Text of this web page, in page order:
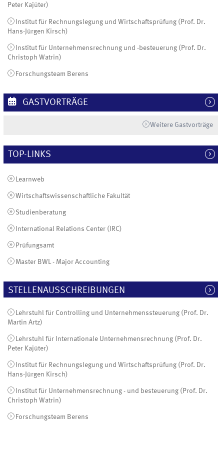
Peter Kajüter)
Institut für Rechnungslegung und Wirtschaftsprüfung (Prof. Dr.
Hans-Jürgen Kirsch)
Institut für Unternehmensrechnung und -besteuerung (Prof. Dr.
Christoph Watrin)
Forschungsteam Berens
GASTVORTRÄGE
Weitere Gastvorträge
TOP-LINKS
Learnweb
Wirtschaftswissenschaftliche Fakultät
Studienberatung
International Relations Center (IRC)
Prüfungsamt
Master BWL - Major Accounting
STELLENAUSSCHREIBUNGEN
Lehrstuhl für Controlling und Unternehmenssteuerung (Prof. Dr.
Martin Artz)
Lehrstuhl für Internationale Unternehmensrechnung (Prof. Dr.
Peter Kajüter)
Institut für Rechnungslegung und Wirtschaftsprüfung (Prof. Dr.
Hans-Jürgen Kirsch)
Institut für Unternehmensrechnung - und besteuerung (Prof. Dr.
Christoph Watrin)
Forschungsteam Berens